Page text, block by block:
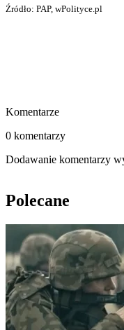
Źródło: PAP, wPolityce.pl
Komentarze
0 komentarzy
Dodawanie komentarzy
Polecane